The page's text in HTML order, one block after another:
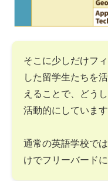
そこに少しだけフ
した留学生たちを
えることで、どう
活動的にしています
通常の英語学校で
けでフリーバード